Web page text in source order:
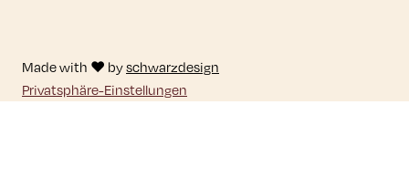
Made with ♥ byschwarzdesign
Privatsphäre-Einstellungen